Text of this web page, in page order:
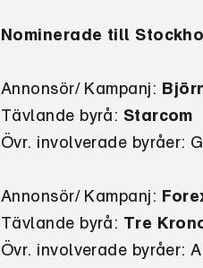
Nominerade till
Annonsör/ Kampanj:
Tävlande byrå: Starcom
Övr. involverade byråer:
Annonsör/ Kampanj:
Tävlande byrå: Tre
Övr. involverade byråer: